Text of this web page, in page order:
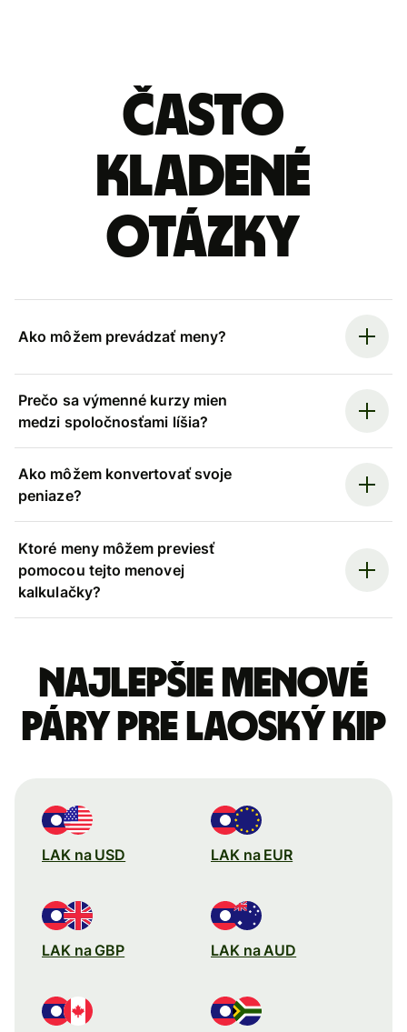
Často
kladené
otázky
Ako môžem prevádzať meny?
Prečo sa výmenné kurzy mien
medzi spoločnosťami líšia?
Ako môžem konvertovať svoje
peniaze?
Ktoré meny môžem previesť
pomocou tejto menovej
kalkulačky?
Najlepšie menové
páry pre Laoský kip
LAK na USD LAK na EUR
LAK na GBP LAK na AUD